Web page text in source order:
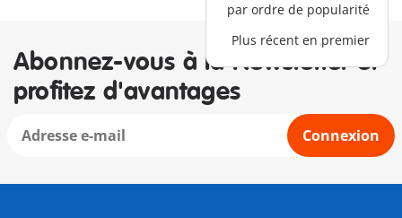
par ordre de popularité
Plus récent en premier
Abonnez-vous à la Newsletter et
profitez d'avantages
Connexion